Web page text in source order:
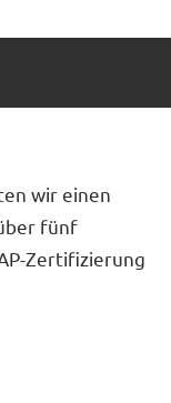
wir einen
fünf
Zertifizierung